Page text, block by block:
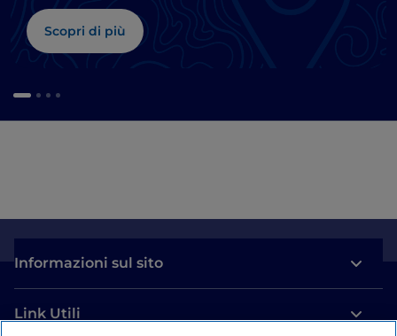
Scopri di più
Informazioni sul sito
Link Utili